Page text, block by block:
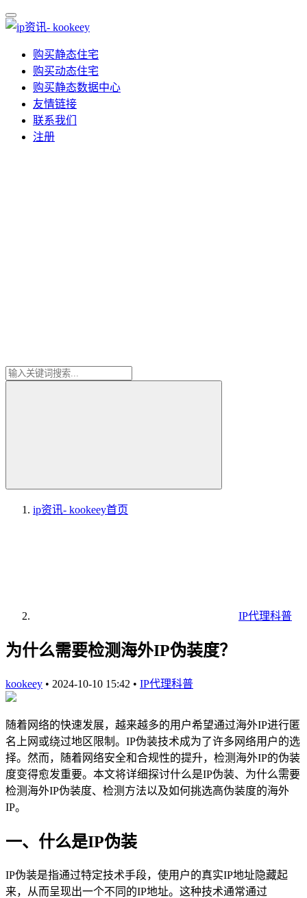
购买静态住宅
购买动态住宅
购买静态数据中心
友情链接
联系我们
注册
ip资讯- kookeey首页
IP代理科普
为什么需要检测海外IP伪装度？
kookeey • 2024-10-10 15:42 • IP代理科普
随着网络的快速发展，越来越多的用户希望通过海外IP进行匿
名上网或绕过地区限制。IP伪装技术成为了许多网络用户的选
择。然而，随着网络安全和合规性的提升，检测海外IP的伪装
度变得愈发重要。本文将详细探讨什么是IP伪装、为什么需要
检测海外IP伪装度、检测方法以及如何挑选高伪装度的海外
IP。
一、什么是IP伪装
IP伪装是指通过特定技术手段，使用户的真实IP地址隐藏起
来，从而呈现出一个不同的IP地址。这种技术通常通过